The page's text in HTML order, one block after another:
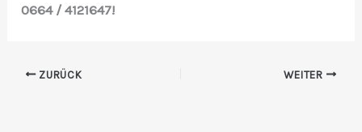
0664 / 4121647!
ZURÜCK WEITER